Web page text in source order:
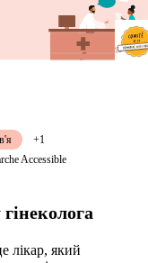
лікар, який
+1
Accessible